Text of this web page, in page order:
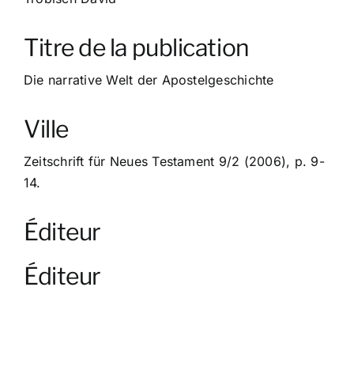
Contact
Titre de la publication
Die narrative Welt der Apostelgeschichte
Ville
Zeitschrift für Neues Testament 9/2 (2006), p. 9-
14.
Éditeur
Éditeur